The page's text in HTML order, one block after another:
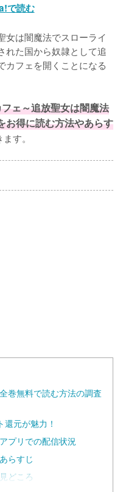
で読む
女は闇魔法でスローライ
れた国から奴隷として追
カフェを開くことになる
ェ～追放聖女は闇魔法
お得に読む方法やあらす
す。
巻無料で読む方法の調査
元が魅力！
プリでの配信状況
らすじ
どころ